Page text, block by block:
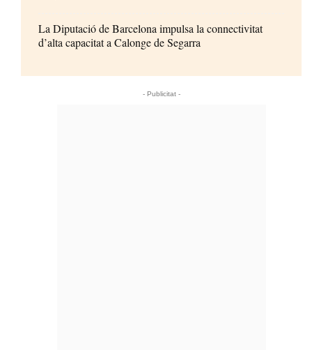
La Diputació de Barcelona impulsa la connectivitat
d’alta capacitat a Calonge de Segarra
- Publicitat -